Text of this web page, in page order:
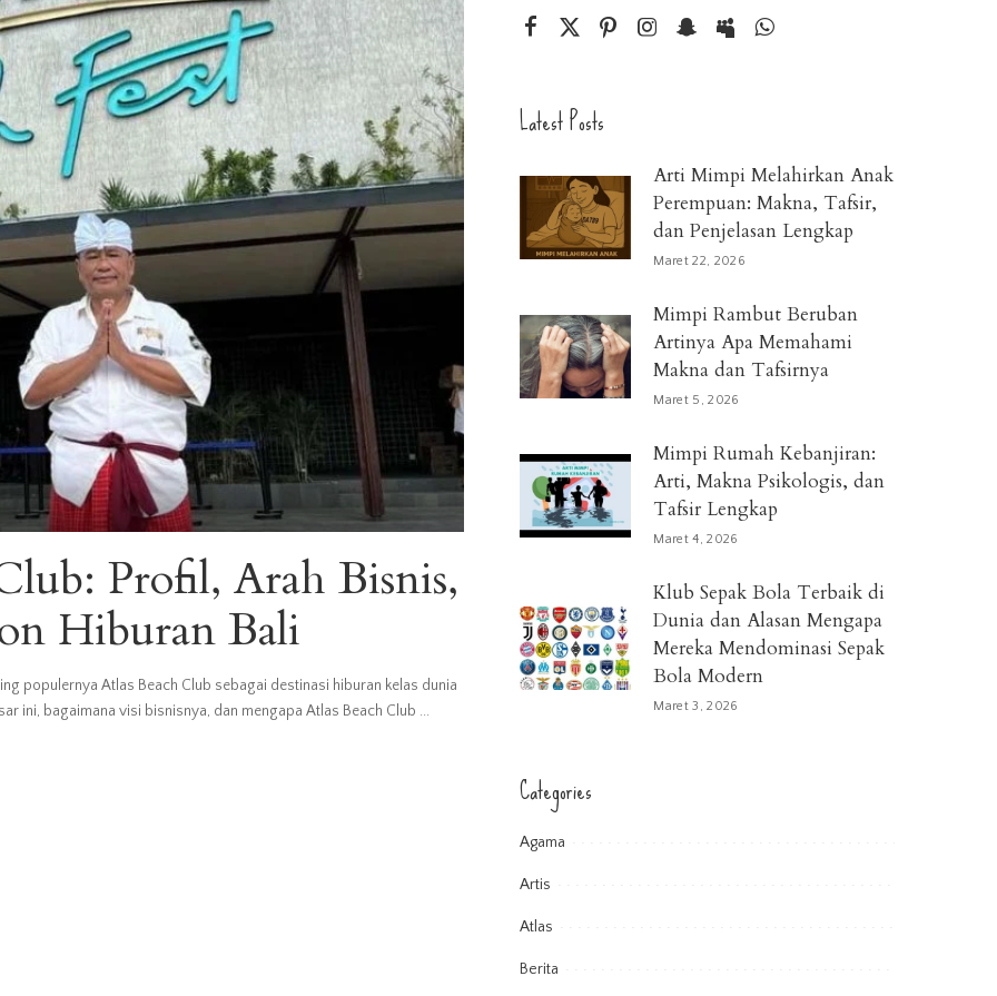
Profil, Arah Bisnis,
Hiburan Bali
populernya Atlas Beach Club sebagai destinasi hiburan kelas dunia
ini, bagaimana visi bisnisnya, dan mengapa Atlas Beach Club ...
Latest Posts
Arti Mimpi Melahirkan Anak
Perempuan: Makna, Tafsir,
dan Penjelasan Lengkap
Maret 22, 2026
Mimpi Rambut Beruban
Artinya Apa Memahami
Makna dan Tafsirnya
Maret 5, 2026
Mimpi Rumah Kebanjiran:
Arti, Makna Psikologis, dan
Tafsir Lengkap
Maret 4, 2026
Klub Sepak Bola Terbaik di
Dunia dan Alasan Mengapa
Mereka Mendominasi Sepak
Bola Modern
Maret 3, 2026
Categories
Agama
Artis
Atlas
Berita